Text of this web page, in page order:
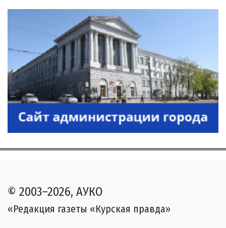
© 2003–2026, АУКО
«Редакция газеты «Курская правда»